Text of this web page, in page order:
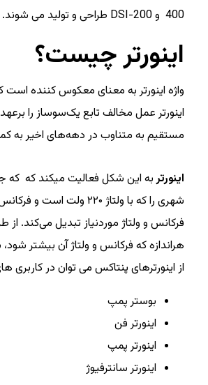
400 و DSI-200 طراحی و تولید می شوند.
اینورتر چیست؟
اینورتر عمل مخالف تابع یک‌سوساز را
مستقیم به متناوب در دهه‌های اخیر به
اینورتر
فرکانس و ولتاژ موردنیاز تبدیل می‌کند.
هراندازه که فرکانس و ولتاژ آن بیشتر
از اینورترهای پنتاکس می توان در کاربری
بوستر پمپ
اینورتر فن
اینورتر پمپ
اینورتر سانترفیوژ